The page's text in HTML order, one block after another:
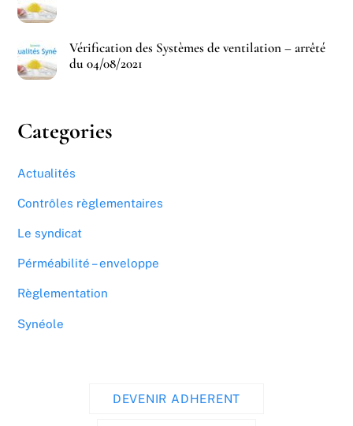
Vérification des Systèmes de ventilation – arrêté
du 04/08/2021
Categories
Actualités
Contrôles règlementaires
Le syndicat
Pérméabilité – enveloppe
Règlementation
Synéole
DEVENIR ADHERENT